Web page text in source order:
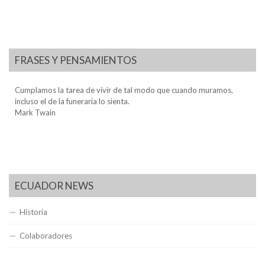
FRASES Y PENSAMIENTOS
Cumplamos la tarea de vivir de tal modo que cuando muramos,
incluso el de la funeraria lo sienta.
Mark Twain
ECUADOR NEWS
Historia
Colaboradores